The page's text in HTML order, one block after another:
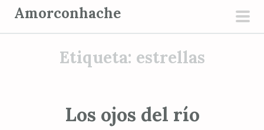
Amorconhache
Etiqueta: estrellas
Los ojos del río